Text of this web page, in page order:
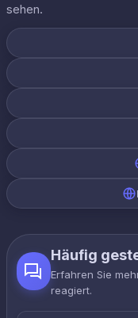
sehen.
Häufig
Erfahren Sie
reagiert.